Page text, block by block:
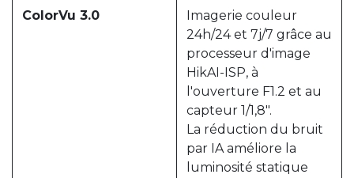
ColorVu 3.0
Imagerie couleur
24h/24 et 7j/7 grâce au
processeur d'image
HikAI-ISP, à
l'ouverture F1.2 et au
capteur 1/1,8".
La réduction du bruit
par IA améliore la
luminosité statique